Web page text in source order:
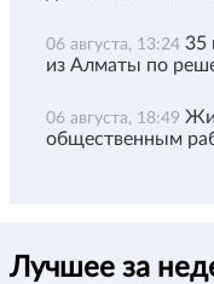
06 августа, 13:24 35
из Алматы по
06 августа, 18:49
общественным
Лучшее за